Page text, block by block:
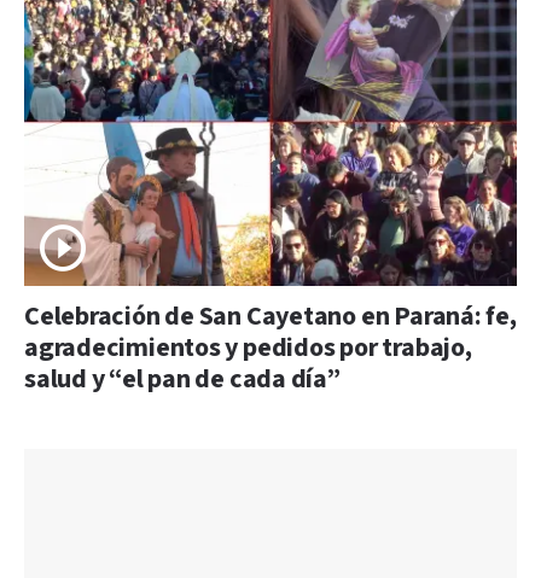
Celebración de San Cayetano en Paraná: fe,
agradecimientos y pedidos por trabajo,
salud y “el pan de cada día”